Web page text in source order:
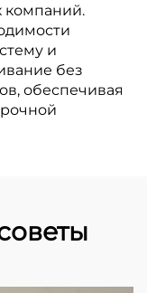
компаний.
и
без
обеспечивая